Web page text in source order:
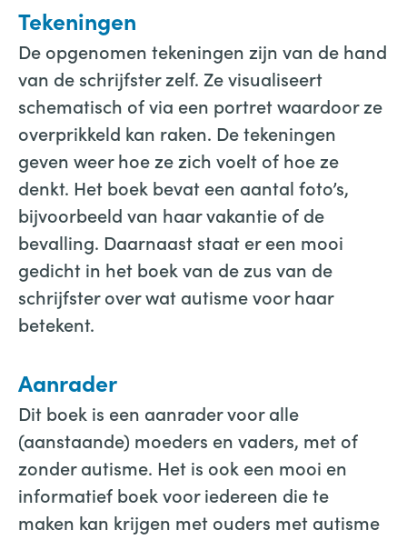
Tekeningen
De opgenomen tekeningen zijn van de hand
van de schrijfster zelf. Ze visualiseert
schematisch of via een portret waardoor ze
overprikkeld kan raken. De tekeningen
geven weer hoe ze zich voelt of hoe ze
denkt. Het boek bevat een aantal foto’s,
bijvoorbeeld van haar vakantie of de
bevalling. Daarnaast staat er een mooi
gedicht in het boek van de zus van de
schrijfster over wat autisme voor haar
betekent.
Aanrader
Dit boek is een aanrader voor alle
(aanstaande) moeders en vaders, met of
zonder autisme. Het is ook een mooi en
informatief boek voor iedereen die te
maken kan krijgen met ouders met autisme